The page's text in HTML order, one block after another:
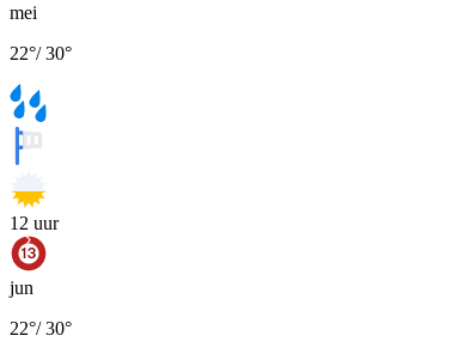
mei
22°/30°
12 uur
jun
22°/30°